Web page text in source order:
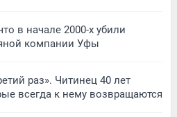
в начале 2000-х убили
компании Уфы
раз». Читинец 40 лет
всегда к нему возвращаются